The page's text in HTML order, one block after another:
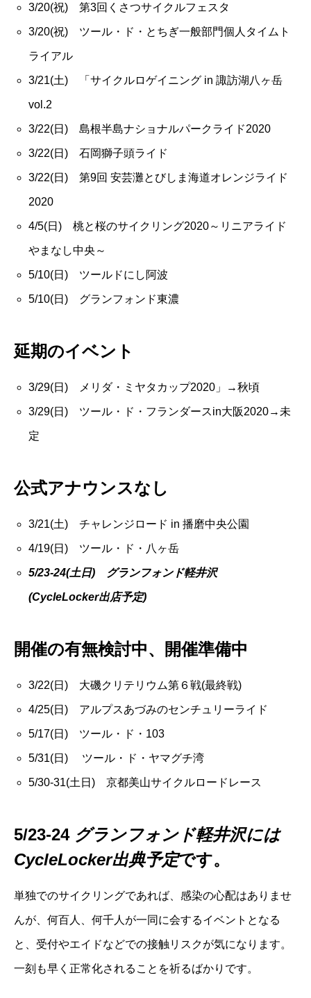
3/20(祝) 第3回くさつサイクルフェスタ
3/20(祝) ツール・ド・とちぎ一般部門個人タイムト
ライアル
3/21(土) 「サイクルロゲイニング in 諏訪湖八ヶ岳
vol.2
3/22(日) 島根半島ナショナルパークライド2020
3/22(日) 石岡獅子頭ライド
3/22(日) 第9回 安芸灘とびしま海道オレンジライド
2020
4/5(日) 桃と桜のサイクリング2020～リニアライド
やまなし中央～
5/10(日) ツールドにし阿波
5/10(日) グランフォンド東濃
延期のイベント
3/29(日) メリダ・ミヤタカップ2020」→秋頃
3/29(日) ツール・ド・フランダースin大阪2020→未
定
公式アナウンスなし
3/21(土) チャレンジロード in 播磨中央公園
4/19(日) ツール・ド・八ヶ岳
5/23-24(土日) グランフォンド軽井沢
(CycleLocker出店予定)
開催の有無検討中、開催準備中
3/22(日) 大磯クリテリウム第６戦(最終戦)
4/25(日) アルプスあづみのセンチュリーライド
5/17(日) ツール・ド・103
5/31(日) ツール・ド・ヤマグチ湾
5/30-31(土日) 京都美山サイクルロードレース
5/23-24 グランフォンド軽井沢には
CycleLocker出典予定です。
単独でのサイクリングであれば、感染の心配はありませ
んが、何百人、何千人が一同に会するイベントとなる
と、受付やエイドなどでの接触リスクが気になります。
一刻も早く正常化されることを祈るばかりです。